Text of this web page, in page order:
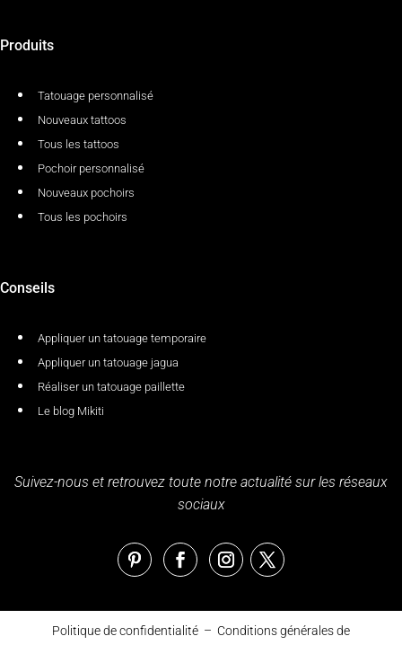
Produits
Tatouage personnalisé
Nouveaux tattoos
Tous les tattoos
Pochoir personnalisé
Nouveaux pochoirs
Tous les pochoirs
Conseils
Appliquer un tatouage temporaire
Appliquer un tatouage jagua
Réaliser un tatouage paillette
Le blog Mikiti
Suivez-nous et retrouvez toute notre actualité sur les réseaux
sociaux
Politique de confidentialité– Conditions générales de